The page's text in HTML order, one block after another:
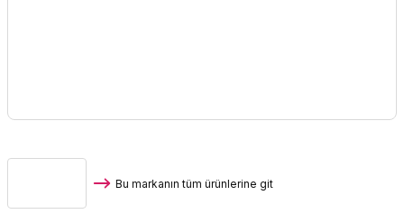
Bu markanın tüm ürünlerine git